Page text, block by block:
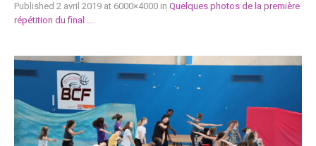
Published 2 avril 2019 at 6000×4000 in Quelques photos de la première
répétition du final ….